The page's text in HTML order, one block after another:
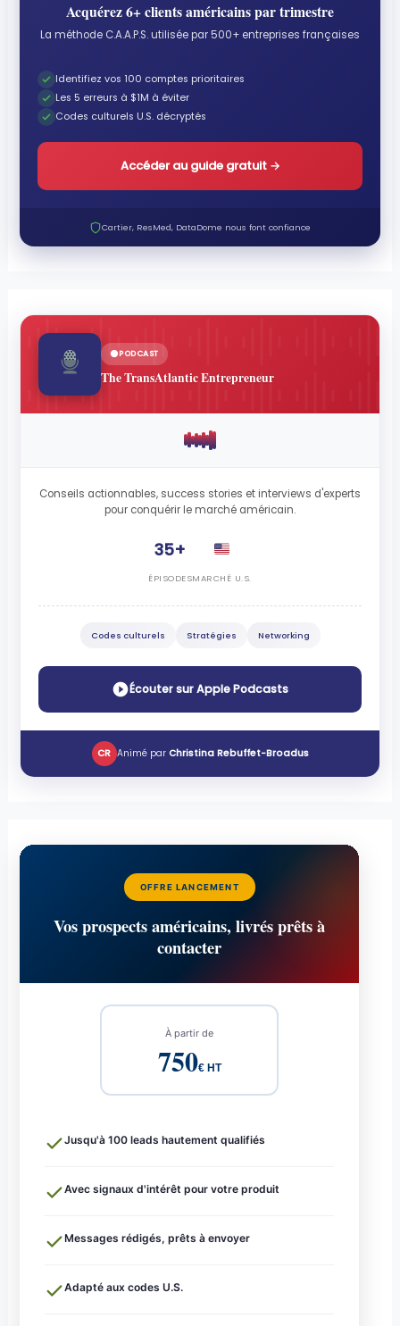
Acquérez 6+ clients américains par trimestre
La méthode C.A.A.P.S. utilisée par 500+ entreprises françaises
Identifiez vos 100 comptes prioritaires
Les 5 erreurs à $1M à éviter
Codes culturels U.S. décryptés
Accéder au guide gratuit →
Cartier, ResMed, DataDome nous font confiance
PODCAST
The TransAtlantic Entrepreneur
Conseils actionnables, success stories et interviews d'experts
pour conquérir le marché américain.
35+
ÉPISODESMARCHÉ U.S.
Codes culturels Stratégies Networking
Écouter sur Apple Podcasts
CR Animé par Christina Rebuffet-Broadus
OFFRE LANCEMENT
Vos prospects américains, livrés prêts à
contacter
À partir de
750€ HT
Jusqu'à 100 leads hautement qualifiés
Avec signaux d'intérêt pour votre produit
Messages rédigés, prêts à envoyer
Adapté aux codes U.S.